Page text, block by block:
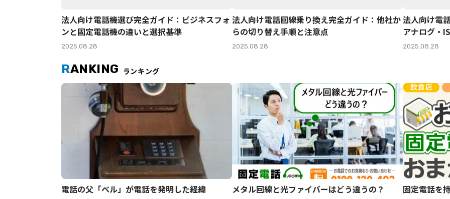
法人向け電話機選び完全ガイド：ビジネスフォ
ンと固定電話機の違いと選択基準
2025.08.28
法人向け電話回線乗り換え完全ガイド：他社か
らの切り替え手順と注意点
2025.08.28
法人向け電
アナログ・
2025.08.28
RANKING ランキング
電話の父「ベル」が電話を発明した経緯 メタル回線と光ファイバーはどう違うの？ 固定電話を